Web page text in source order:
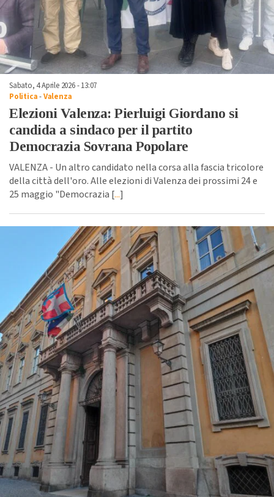
Sabato, 4 Aprile 2026 - 13:07
Politica-Valenza
Elezioni Valenza: Pierluigi Giordano si
candida a sindaco per il partito
Democrazia Sovrana Popolare
VALENZA - Un altro candidato nella corsa alla fascia tricolore
della città dell'oro. Alle elezioni di Valenza dei prossimi 24 e
25 maggio "Democrazia [...]